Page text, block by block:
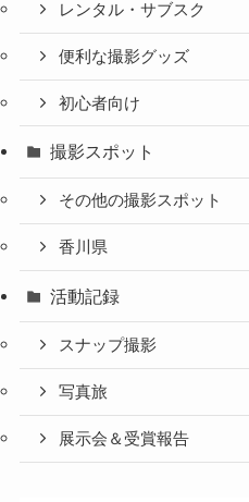
レンタル・サブスク
便利な撮影グッズ
初心者向け
撮影スポット
その他の撮影スポット
香川県
活動記録
スナップ撮影
写真旅
展示会＆受賞報告